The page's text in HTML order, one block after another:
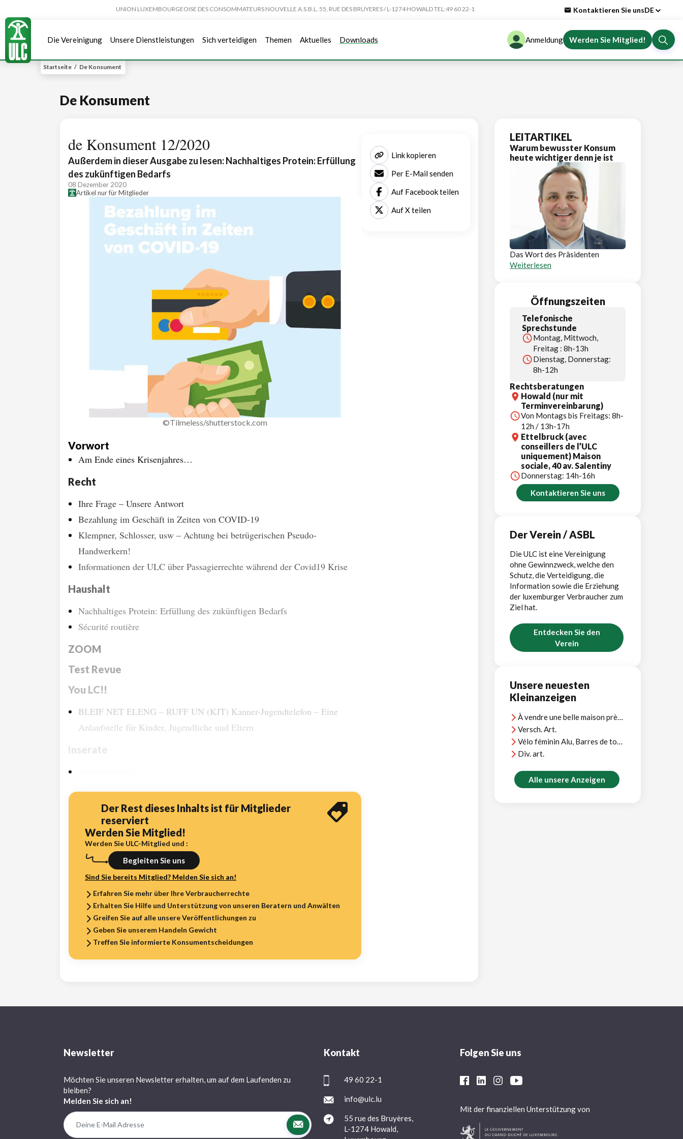
UNION LUXEMBOURGEOISE DES CONSOMMATEURS NOUVELLE A.S.B.L. 55, RUE DES BRUYERES / L-1274 HOWALD TEL:49 60 22-1 Kontaktieren Sie unsDE
Die Vereinigung Unsere Dienstleistungen Sich verteidigen Themen Aktuelles Downloads Anmeldung Werden Sie Mitglied!
Startseite / De Konsument
De Konsument
de Konsument 12/2020
Außerdem in dieser Ausgabe zu lesen: Nachhaltiges Protein: Erfüllung
des zukünftigen Bedarfs
08 Dezember 2020
Artikel nur für Mitglieder
©Tilmeless/shutterstock.com
Vorwort
Am Ende eines Krisenjahres…
Recht
Ihre Frage – Unsere Antwort
Bezahlung im Geschäft in Zeiten von COVID-19
Klempner, Schlosser, usw – Achtung bei betrügerischen Pseudo-
Handwerkern!
Informationen der ULC über Passagierrechte während der Covid19 Krise
Haushalt
Nachhaltiges Protein: Erfüllung des zukünftigen Bedarfs
Sécurité routière
ZOOM
Test Revue
You LC!!
BLEIF NET ELENG – RUFF UN (KJT) Kanner-Jugendtelefon – Eine
Anlaufstelle für Kinder, Jugendliche und Eltern
Inserate
Der Rest dieses Inhalts ist für Mitglieder
reserviert
Werden Sie Mitglied!
Werden Sie ULC-Mitglied und :
Begleiten Sie uns
Sind Sie bereits Mitglied? Melden Sie sich an!
Erfahren Sie mehr über Ihre Verbraucherrechte
Erhalten Sie Hilfe und Unterstützung von unseren Beratern und Anwälten
Greifen Sie auf alle unsere Veröffentlichungen zu
Geben Sie unserem Handeln Gewicht
Treffen Sie informierte Konsumentscheidungen
Link kopieren
Per E-Mail senden
Auf Facebook teilen
Auf X teilen
LEITARTIKEL
Warum bewusster Konsum
heute wichtiger denn je ist
Das Wort des Präsidenten
Weiterlesen
Öffnungszeiten
Telefonische
Sprechstunde
Montag, Mittwoch,
Freitag : 8h-13h
Dienstag, Donnerstag:
8h-12h
Rechtsberatungen
Howald (nur mit
Terminvereinbarung)
Von Montags bis Freitags: 8h-
12h / 13h-17h
Ettelbruck (avec
conseillers de l’ULC
uniquement) Maison
sociale, 40 av. Salentiny
Donnerstag: 14h-16h
Kontaktieren Sie uns
Der Verein / ASBL
Die ULC ist eine Vereinigung
ohne Gewinnzweck, welche den
Schutz, die Verteidigung, die
Information sowie die Erziehung
der luxemburger Verbraucher zum
Ziel hat.
Entdecken Sie den
Verein
Unsere neuesten
Kleinanzeigen
À vendre une belle maison près d'Agadir, vue océan, près plages et terrains golf
Versch. Art.
Vélo féminin Alu, Barres de toit Thule, et divers
Div. art.
Alle unsere Anzeigen
Newsletter
Möchten Sie unseren Newsletter erhalten, um auf dem Laufenden zu
bleiben?
Melden Sie sich an!
Kontakt
49 60 22-1
info@ulc.lu
55 rue des Bruyères,
L-1274 Howald,
Folgen Sie uns
Mit der finanziellen Unterstützung von